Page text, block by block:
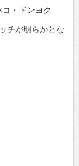
・ドンヨク
チが明らかとな